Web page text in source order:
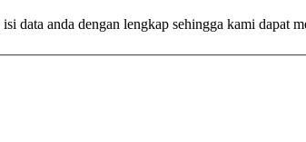
data anda dengan lengkap sehingga kami dapat